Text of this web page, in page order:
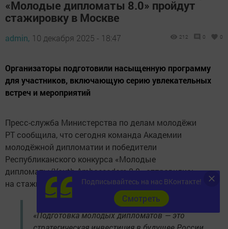
«Молодые дипломаты 8.0» пройдут
стажировку в Москве
admin, 10 декабря 2025 - 18:47 212 0 0
Организаторы подготовили насыщенную программу
для участников, включающую серию увлекательных
встреч и мероприятий
Пресс-служба Министерства по делам молодёжи
РТ сообщила, что сегодня команда Академии
молодёжной дипломатии и победители
Республиканского конкурса «Молодые
дипломаты/Youth Ambassadors 8.0» отправились
на стажировку в Москву до 14 декабря.
«Подготовка молодых дипломатов — это
Подписывайтесь на нас ВКонтакте!
Cмотреть